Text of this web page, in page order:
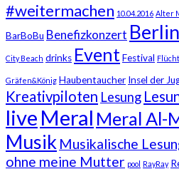
#weitermachen 10.04.2016 Alter
BarBoBu Benefizkonzert Berlin
City Beach drinks EventFestival
Gräfen&König Haubentaucher Insel der
Kreativpiloten Lesung
live Meral Meral Al-
Musik Musikalische
ohne meine Mutter pool RayRay